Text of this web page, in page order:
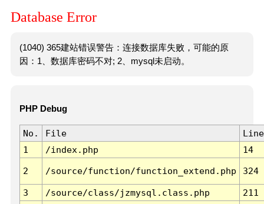
Database Error
(1040) 365建站错误警告：连接数据库失败，可能的原
因：1、数据库密码不对; 2、mysql未启动。
PHP Debug
No. File
Line
1
/index.php 14
2 /source/function/function_extend.php 324
3 /source/class/jzmysql.class.php
211